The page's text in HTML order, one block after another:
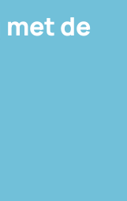
met de